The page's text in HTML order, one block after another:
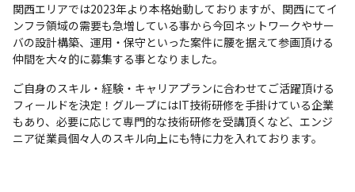
関西エリアでは2023年より本格始動しておりますが、関西にてイ
ンフラ領域の需要も急増している事から今回ネットワークやサー
バの設計構築、運用・保守といった案件に腰を据えて参画頂ける
仲間を大々的に募集する事となりました。
ご自身のスキル・経験・キャリアプランに合わせてご活躍頂ける
フィールドを決定！グループにはIT技術研修を手掛けている企業
もあり、必要に応じて専門的な技術研修を受講頂くなど、エンジ
ニア従業員個々人のスキル向上にも特に力を入れております。